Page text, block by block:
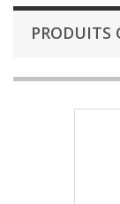
PRODUITS